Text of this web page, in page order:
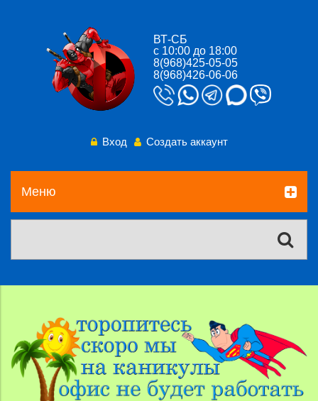
ВТ-СБ
с 10:00 до 18:00
8(968)425-05-05
8(968)426-06-06
Вход Создать аккаунт
Меню